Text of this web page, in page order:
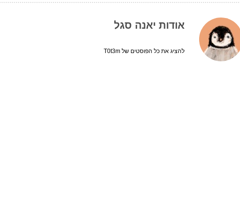
אודות יאנה סגל
להציג את כל הפוסטים של T0t3m